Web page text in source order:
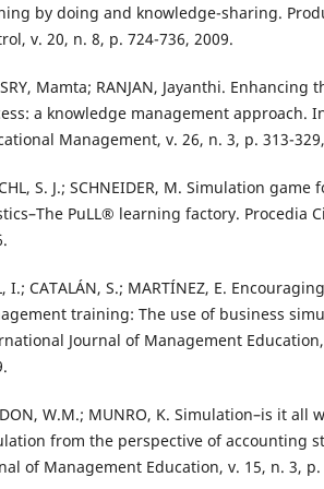
by doing and knowledge-sharing.
v. 20, n. 8, p. 724-736, 2009.
Mamta; RANJAN, Jayanthi.
a knowledge management approach.
Management, v. 26, n. 3, p. 313-
S. J.; SCHNEIDER, M. Simulation
PuLL® learning factory. Procedia
I.; CATALÁN, S.; MARTÍNEZ, E.
training: The use of business
Journal of Management
W.M.; MUNRO, K. Simulation–is it all
from the perspective of accounting
of Management Education, v. 15, n. 3, p.